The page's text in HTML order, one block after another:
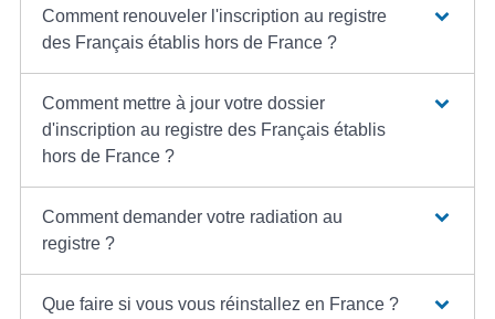
Comment renouveler l'inscription au registre
des Français établis hors de France ?
Comment mettre à jour votre dossier
d'inscription au registre des Français établis
hors de France ?
Comment demander votre radiation au
registre ?
Que faire si vous vous réinstallez en France ?